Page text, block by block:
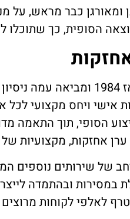
ומאורגן כבר מראש,
הסופית, כך שתוכלו
אישי ויחס מקצועי לכל
הסופי, תוך התאמה
אחזקות, מקצועיות
רחב של שירותים
במסירות ובהתמדה
לאלפי לקוחות